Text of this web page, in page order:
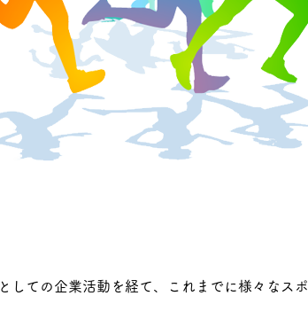
しての企業活動を経て、これまでに様々なスポ